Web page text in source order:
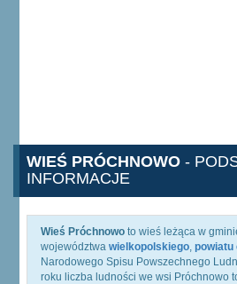
WIEŚ PRÓCHNOWO -
INFORMACJE
Wieś Próchnowo to wieś leżąca w
województwa wielkopolskiego, powiatu
Narodowego Spisu Powszechnego
roku liczba ludności we wsi Próchnowo